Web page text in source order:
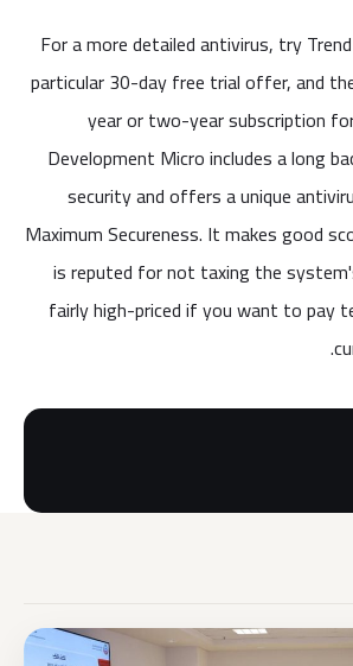
For a more detailed antivirus, try
particular 30-day free trial offer, and
year or two-year subscription
Development Micro includes a long
security and offers a unique
Maximum Secureness. It makes good
is reputed for not taxing the
fairly high-priced if you want to pay